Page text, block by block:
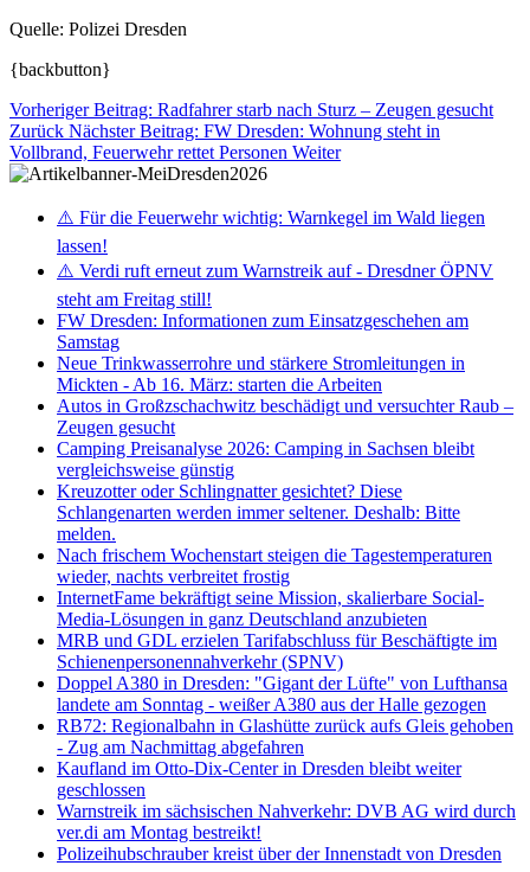
Quelle: Polizei Dresden
{backbutton}
Vorheriger Beitrag: Radfahrer starb nach Sturz – Zeugen gesucht
Zurück Nächster Beitrag: FW Dresden: Wohnung steht in
Vollbrand, Feuerwehr rettet Personen Weiter
⚠️ Für die Feuerwehr wichtig: Warnkegel im Wald liegen
lassen!
⚠️ Verdi ruft erneut zum Warnstreik auf - Dresdner ÖPNV
steht am Freitag still!
FW Dresden: Informationen zum Einsatzgeschehen am
Samstag
Neue Trinkwasserrohre und stärkere Stromleitungen in
Mickten - Ab 16. März: starten die Arbeiten
Autos in Großzschachwitz beschädigt und versuchter Raub –
Zeugen gesucht
Camping Preisanalyse 2026: Camping in Sachsen bleibt
vergleichsweise günstig
Kreuzotter oder Schlingnatter gesichtet? Diese
Schlangenarten werden immer seltener. Deshalb: Bitte
melden.
Nach frischem Wochenstart steigen die Tagestemperaturen
wieder, nachts verbreitet frostig
InternetFame bekräftigt seine Mission, skalierbare Social-
Media-Lösungen in ganz Deutschland anzubieten
MRB und GDL erzielen Tarifabschluss für Beschäftigte im
Schienenpersonennahverkehr (SPNV)
Doppel A380 in Dresden: "Gigant der Lüfte" von Lufthansa
landete am Sonntag - weißer A380 aus der Halle gezogen
RB72: Regionalbahn in Glashütte zurück aufs Gleis gehoben
- Zug am Nachmittag abgefahren
Kaufland im Otto-Dix-Center in Dresden bleibt weiter
geschlossen
Warnstreik im sächsischen Nahverkehr: DVB AG wird durch
ver.di am Montag bestreikt!
Polizeihubschrauber kreist über der Innenstadt von Dresden